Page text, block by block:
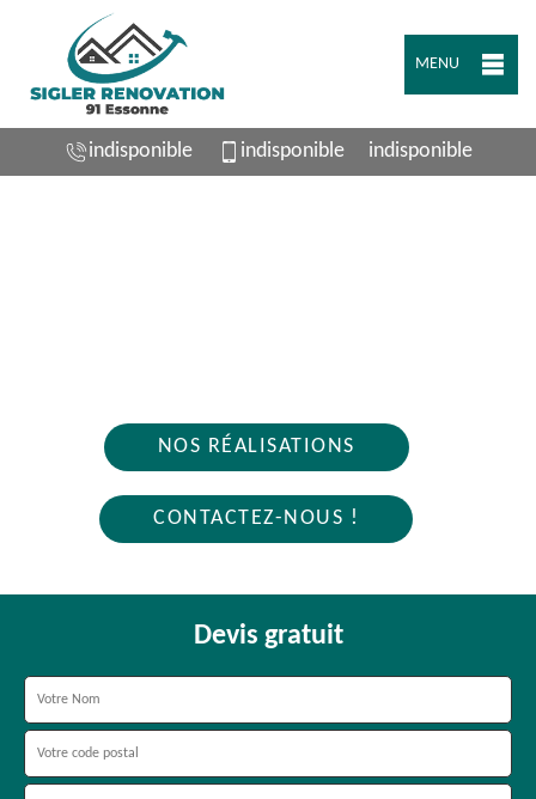
MENU
indisponible indisponible indisponible
NOS RÉALISATIONS
CONTACTEZ-NOUS !
Devis gratuit